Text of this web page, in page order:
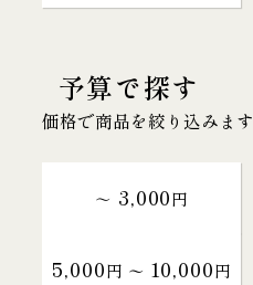
予算で探す
価格で商品を絞り込みます
～ 3,000円
5,000円 〜 10,000円